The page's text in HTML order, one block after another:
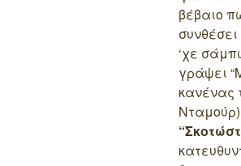
βέβαιο
συνθέσει
‘χε
γράψει
κανένας
Νταμούρ)